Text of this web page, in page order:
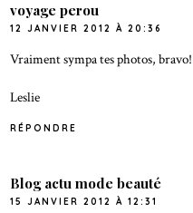
voyage perou
12 JANVIER 2012 À 20:36
Vraiment sympa tes photos, bravo!
Leslie
RÉPONDRE
Blog actu mode beauté
15 JANVIER 2012 À 12:31